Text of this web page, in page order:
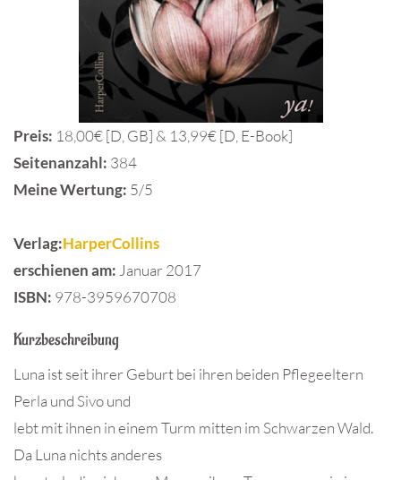
Preis: 18,00€ [D, GB] & 13,99€ [D, E-Book]
Seitenanzahl: 384
Meine Wertung: 5/5
Verlag:HarperCollins
erschienen am: Januar 2017
ISBN: 978-3959670708
Kurzbeschreibung
Luna ist seit ihrer Geburt bei ihren beiden Pflegeeltern
Perla und Sivo und
lebt mit ihnen in einem Turm mitten im Schwarzen Wald.
Da Luna nichts anderes